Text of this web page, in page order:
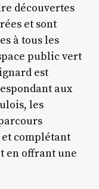
découvertes
et sont
à tous les
public vert
est
aux
les
complétant
en offrant une